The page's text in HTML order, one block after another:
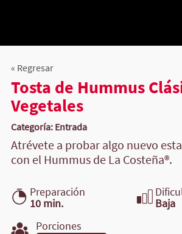
« Regresar
Tosta de Hummus
Vegetales
Categoría: Entrada
Atrévete a probar algo nuevo
con el Hummus de La Costeña®.
Preparación
10 min.
Baja
Porciones